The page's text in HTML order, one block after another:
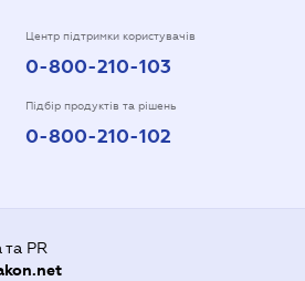
Центр підтримки користувачів
0-800-210-103
Підбір продуктів та рішень
0-800-210-102
PR